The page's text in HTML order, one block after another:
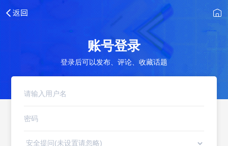
账号登录
登录后可以发布、评论、收藏话题